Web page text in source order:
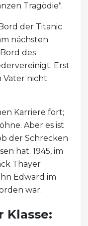
Tragödie".
der Titanic
nächsten
des
Erst
Vater nicht
Karriere fort;
Aber es ist
der Schrecken
hat. 1945, im
Thayer
Edward im
war.
Klasse: